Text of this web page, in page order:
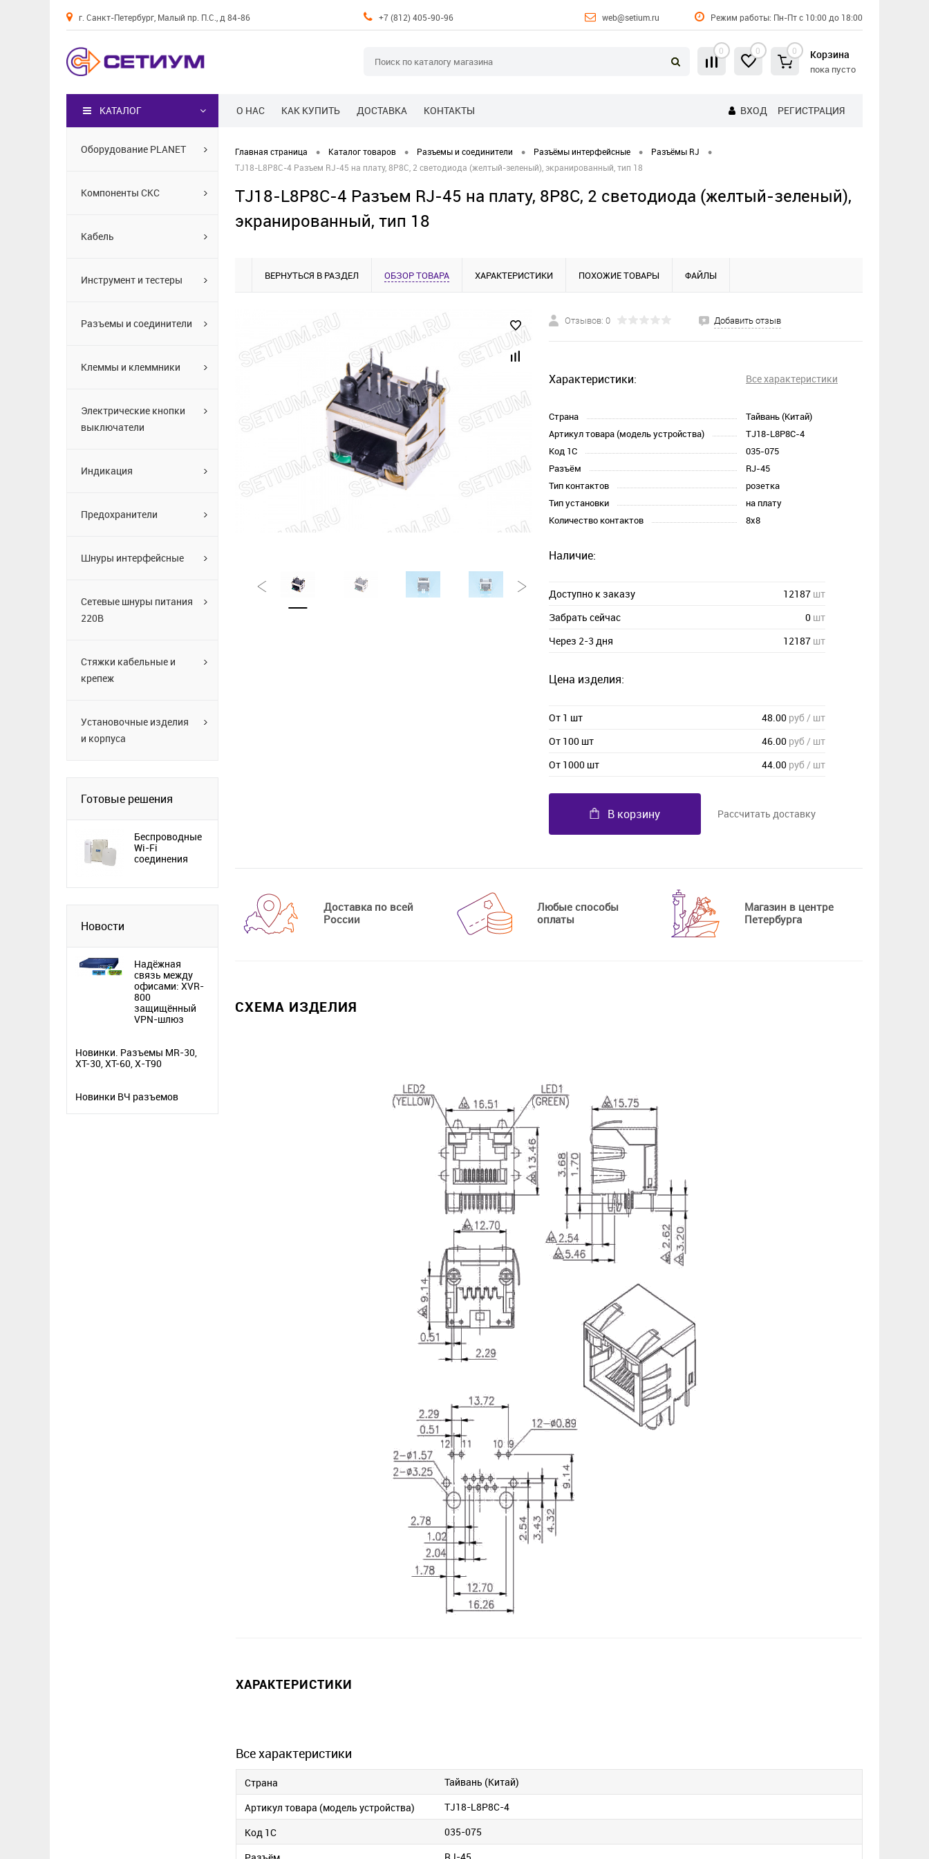
г. Санкт-Петербург, Малый пр. П.С., д 84-86 +7 (812) 405-90-96 web@setium.ru Режим работы: Пн-Пт с 10:00 до 18:00
0 0 0 Корзина
пока пусто
О НАС КАК КУПИТЬ ДОСТАВКА КОНТАКТЫ ВХОД РЕГИСТРАЦИЯ
КАТАЛОГ
Оборудование PLANET
Компоненты СКС
Кабель
Инструмент и тестеры
Разъемы и соединители
Клеммы и клеммники
Электрические кнопки
выключатели
Индикация
Предохранители
Шнуры интерфейсные
Сетевые шнуры питания
220В
Стяжки кабельные и
крепеж
Установочные изделия
и корпуса
Готовые решения
Беспроводные
Wi-Fi
соединения
Новости
Надёжная
связь между
офисами: XVR-
800
защищённый
VPN-шлюз
Новинки. Разъемы MR-30,
XT-30, XT-60, X-T90
Новинки ВЧ разъемов
Главная страница • Каталог товаров • Разъемы и соединители • Разъёмы интерфейсные • Разъёмы RJ •
TJ18-L8P8C-4 Разъем RJ-45 на плату, 8P8C, 2 светодиода (желтый-зеленый), экранированный, тип 18
TJ18-L8P8C-4 Разъем RJ-45 на плату, 8P8C, 2 светодиода (желтый-зеленый),
экранированный, тип 18
ВЕРНУТЬСЯ В РАЗДЕЛ ОБЗОР ТОВАРА ХАРАКТЕРИСТИКИ ПОХОЖИЕ ТОВАРЫ ФАЙЛЫ
Отзывов: 0 Добавить отзыв
Характеристики: Все характеристики
Страна
Тайвань (Китай)
Артикул товара (модель устройства)
TJ18-L8P8C-4
Код 1С
035-075
Разъём
RJ-45
Тип контактов
розетка
Тип установки
на плату
Количество контактов
8х8
Наличие:
Доступно к заказу 12187 шт
Забрать сейчас
0 шт
Через 2-3 дня
12187 шт
Цена изделия:
От 1 шт 48.00 руб / шт
От 100 шт
46.00 руб / шт
От 1000 шт
44.00 руб / шт
В корзину Рассчитать доставку
Доставка по всей
России
Любые способы
оплаты
Магазин в центре
Петербурга
СХЕМА ИЗДЕЛИЯ
ХАРАКТЕРИСТИКИ
Все характеристики
Страна
Тайвань (Китай)
Артикул товара (модель устройства)
TJ18-L8P8C-4
Код 1С
035-075